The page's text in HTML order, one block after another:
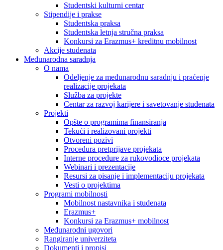
Studentski kulturni centar
Stipendije i prakse
Studentska praksa
Studentska letnja stručna praksa
Konkursi za Erazmus+ kreditnu mobilnost
Akcije studenata
Međunarodna saradnja
O nama
Odeljenje za međunarodnu saradnju i praćenje
realizacije projekata
Služba za projekte
Centar za razvoj karijere i savetovanje studenata
Projekti
Opšte o programima finansiranja
Tekući i realizovani projekti
Otvoreni pozivi
Procedura pretprijave projekata
Interne procedure za rukovodioce projekata
Webinari i prezentacije
Resursi za pisanje i implementaciju projekata
Vesti o projektima
Programi mobilnosti
Mobilnost nastavnika i studenata
Erazmus+
Konkursi za Erazmus+ mobilnost
Međunarodni ugovori
Rangiranje univerziteta
Dokumenti i propisi